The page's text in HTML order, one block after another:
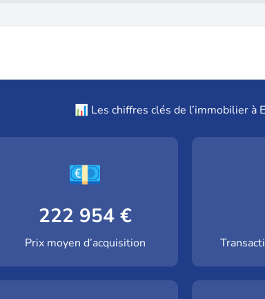
📊 Les chiffres clés de l’immobilier à
💶
222 954 €
Prix moyen d’acquisition